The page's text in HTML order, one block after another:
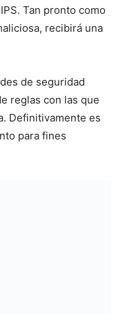
Tan pronto como
recibirá una
de seguridad
reglas con las que
Definitivamente es
para fines